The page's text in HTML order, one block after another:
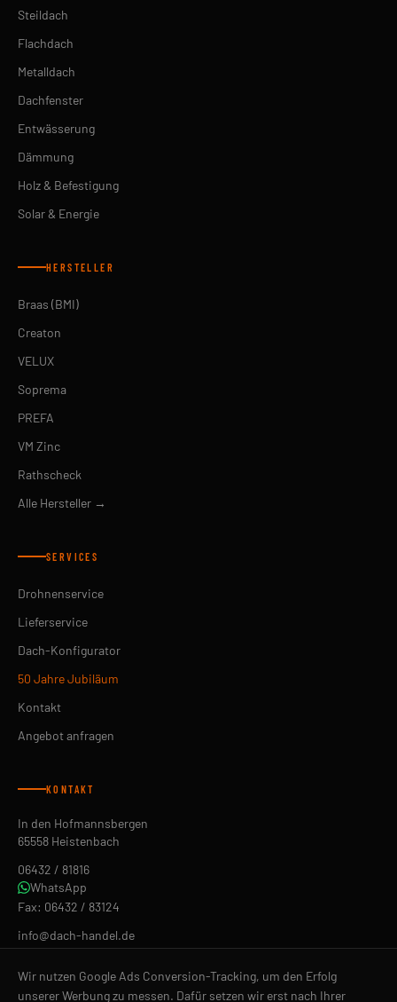
Steildach
Flachdach
Metalldach
Dachfenster
Entwässerung
Dämmung
Holz & Befestigung
Solar & Energie
HERSTELLER
Braas (BMI)
Creaton
VELUX
Soprema
PREFA
VM Zinc
Rathscheck
Alle Hersteller →
SERVICES
Drohnenservice
Lieferservice
Dach-Konfigurator
50 Jahre Jubiläum
Kontakt
Angebot anfragen
KONTAKT
In den Hofmannsbergen
65558 Heistenbach
06432 / 81816
WhatsApp
Fax: 06432 / 83124
info@dach-handel.de
ÖFFNUNGSZEITEN
Mo–Fr 07:30–12:00 Uhr
Wir nutzen Google Ads Conversion-Tracking, um den Erfolg
unserer Werbung zu messen. Dafür setzen wir erst nach Ihrer